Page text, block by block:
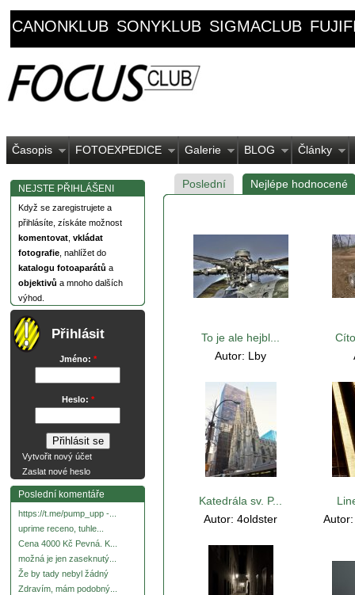
CANONKLUB SONYKLUB SIGMACLUB
Časopis FOTOEXPEDICE Galerie BLOG Články
NEJSTE PŘIHLÁŠENI
Když se zaregistrujete a
přihlásíte, získáte možnost
komentovat vkládat
fotografie , nahlížet do
katalogu fotoaparátů a
objektivů a mnoho dalších
výhod.
Přihlásit
Jméno: *
Heslo: *
Vytvořit nový účet
Zaslat nové heslo
Poslední komentáře
https://t.me/pump_upp -...
uprime receno, tuhle...
Cena 4000 Kč Pevná. K...
možná je jen zaseknutý...
Že by tady nebyl žádný
Zdravím, mám podobný...
Poslední Nejlépe hodnocené
To je ale hejbl...
Autor: Lby
Katedrála sv. P...
Autor: 4oldster